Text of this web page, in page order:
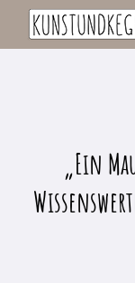
Zum
Inhalt
„Ein